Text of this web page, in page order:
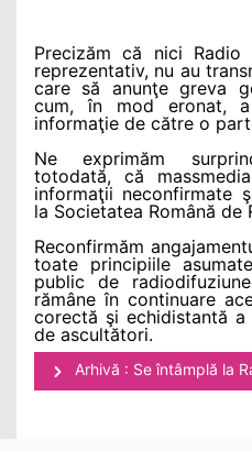
Precizăm că nici Radio
reprezentativ, nu au
care să anunţe greva
cum, în mod eronat,
informaţie de către o
Ne exprimăm
totodată, că
informaţii neconfirmate
la Societatea Română de
Reconfirmăm
toate principiile
public de
rămâne în continuare
corectă şi echidistantă
de ascultători.
Arhivă : Se întâmplă la